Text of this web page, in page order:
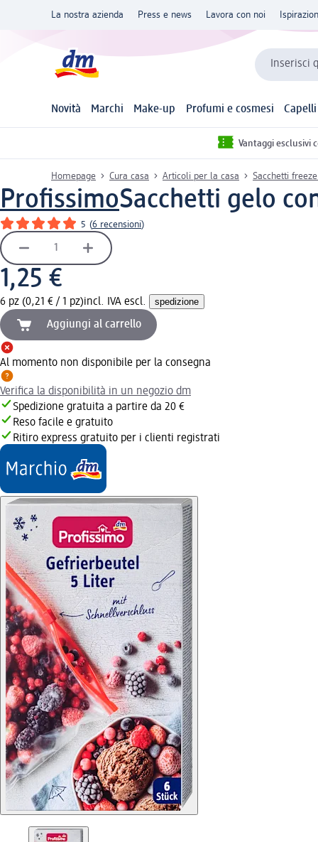
La nostra azienda Press e news Lavora con noi
Inserisci
Novità Marchi Make-up Profumi e cosmesi Capelli
Vantaggi esclusivi
Homepage Cura casa Articoli per la casa Sacchetti
ProfissimoSacchetti gelo
5 (6 recensioni)
1,25 €
6 pz (0,21 € / 1 pz)incl. IVA escl. spedizione
Aggiungi al carrello
Al momento non disponibile per la consegna
Verifica la disponibilità in un negozio dm
Spedizione gratuita a partire da 20 €
Reso facile e gratuito
Ritiro express gratuito per i clienti registrati